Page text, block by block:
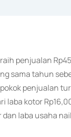
penjualan
sama tahun
penjualan
laba kotor
laba usaha